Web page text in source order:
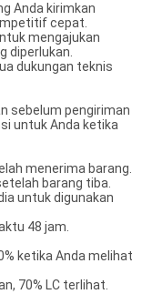
Anda kirimkan
cepat.
mengajukan
diperlukan.
dukungan teknis
sebelum pengiriman
untuk Anda ketika
menerima barang.
barang tiba.
untuk digunakan
48 jam.
ketika Anda melihat
70% LC terlihat.